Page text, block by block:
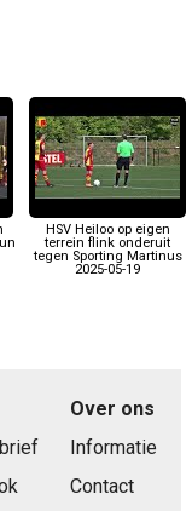
HSV Heiloo op eigen
terrein flink onderuit
tegen Sporting Martinus
2025-05-19
Over ons
Informatie
Contact